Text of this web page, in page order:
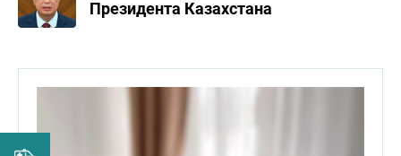
Президента Казахстана